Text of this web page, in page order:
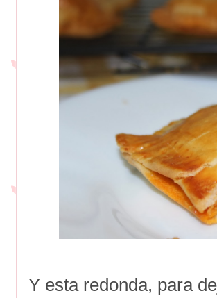
Y esta redonda, para